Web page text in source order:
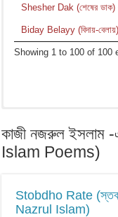
Shesher Dak (শেষের
Biday Belayy (বিদায়-
Showing 1 to 100 of 100
কাজী নজরুল ইসলাম
Islam Poems)
Stobdho Rate
Nazrul Islam)